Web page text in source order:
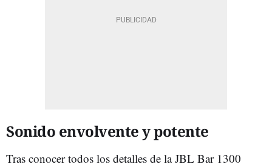
Sonido envolvente y potente
Tras conocer todos los detalles de la JBL Bar 1300